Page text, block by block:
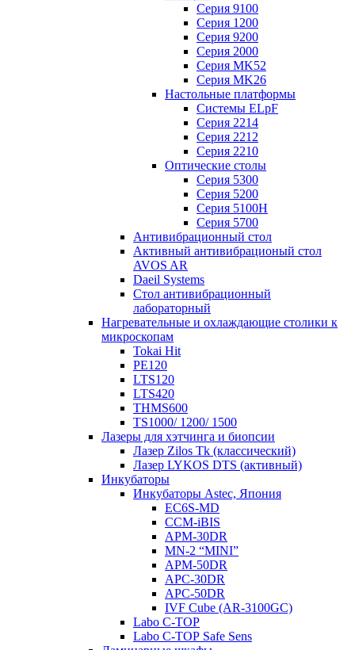
Серия 9100
Серия 1200
Серия 9200
Серия 2000
Серия MK52
Серия MK26
Настольные платформы
Системы ELpF
Серия 2214
Серия 2212
Серия 2210
Оптические столы
Серия 5300
Серия 5200
Серия 5100H
Серия 5700
Антивибрационный стол
Активный антивибрационый стол
AVOS AR
Daeil Systems
Стол антивибрационный
лабораторный
Нагревательные и охлаждающие столики к
микроскопам
Tokai Hit
PE120
LTS120
LTS420
THMS600
TS1000/ 1200/ 1500
Лазеры для хэтчинга и биопсии
Лазер Zilos Tk (классический)
Лазер LYKOS DTS (активный)
Инкубаторы
Инкубаторы Astec, Япония
EC6S-MD
CCM-iBIS
APM-30DR
MN-2 “MINI”
APM-50DR
APC-30DR
APC-50DR
IVF Cube (AR-3100GC)
Labo С-ТОР
Labo С-ТОР Safe Sens